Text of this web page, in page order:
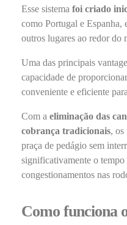
Esse sistema foi criado
como Portugal e Espanha,
outros lugares ao redor
Uma das principais
capacidade de
conveniente e eficiente
Com a eliminação das
cobrança tradicionais, os
praça de pedágio sem
significativamente o
congestionamentos nas
Como funciona